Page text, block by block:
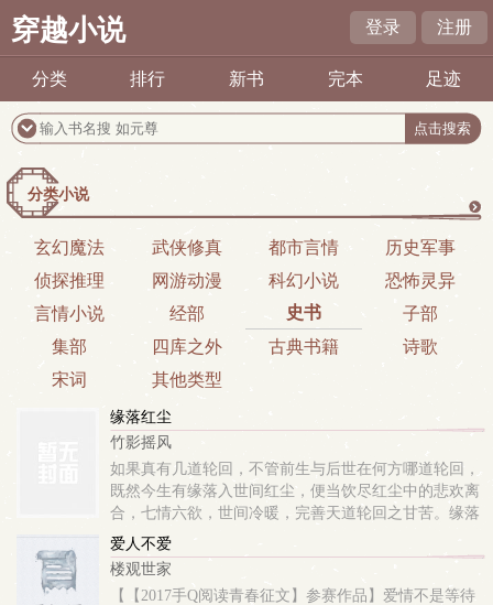
穿越小说 登录 注册
分类 排行 新书 完本 足迹
分类小说
玄幻魔法 武侠修真 都市言情
历史军事
侦探推理
网游动漫 科幻小说
恐怖灵异
言情小说
经部 史书
子部
集部
四库之外 古典书籍
诗歌
宋词
其他类型
缘落红尘
竹影摇风
如果真有几道轮回，不管前生与后世在何方哪道轮回，
既然今生有缘落入世间红尘，便当饮尽红尘中的悲欢离
合，七情六欲，世间冷暖，完善天道轮回之甘苦。缘落
红尘，收录了作者不同时期情感类为主的现代诗歌和旧
体诗词作品。只是想用简练的文字记录、抒发生活中不
同...
爱人不爱
楼观世家
【【2017手Q阅读青春征文】参赛作品】爱情不是等待